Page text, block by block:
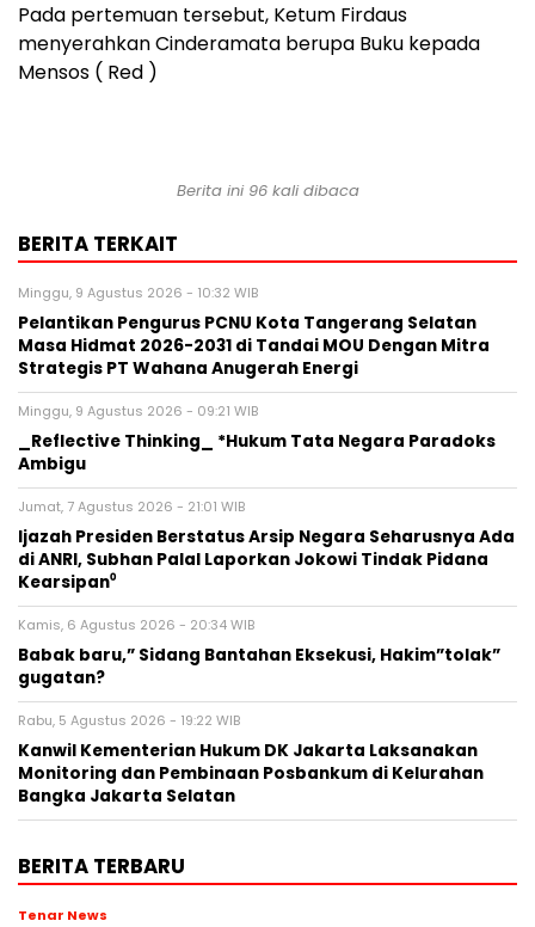
Pada pertemuan tersebut, Ketum Firdaus
menyerahkan Cinderamata berupa Buku kepada
Mensos ( Red )
Berita ini 96 kali dibaca
BERITA TERKAIT
Minggu, 9 Agustus 2026 - 10:32 WIB
Pelantikan Pengurus PCNU Kota Tangerang Selatan
Masa Hidmat 2026-2031 di Tandai MOU Dengan Mitra
Strategis PT Wahana Anugerah Energi
Minggu, 9 Agustus 2026 - 09:21 WIB
_Reflective Thinking_ *Hukum Tata Negara Paradoks
Ambigu
Jumat, 7 Agustus 2026 - 21:01 WIB
Ijazah Presiden Berstatus Arsip Negara Seharusnya Ada
di ANRI, Subhan Palal Laporkan Jokowi Tindak Pidana
Kearsipan⁰
Kamis, 6 Agustus 2026 - 20:34 WIB
Babak baru,” Sidang Bantahan Eksekusi, Hakim”tolak”
gugatan?
Rabu, 5 Agustus 2026 - 19:22 WIB
Kanwil Kementerian Hukum DK Jakarta Laksanakan
Monitoring dan Pembinaan Posbankum di Kelurahan
Bangka Jakarta Selatan
BERITA TERBARU
Tenar News